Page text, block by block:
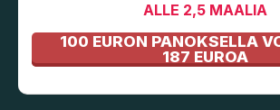
ALLE 2,5 MAALIA
100 EURON PANOKSELLA
187 EUROA